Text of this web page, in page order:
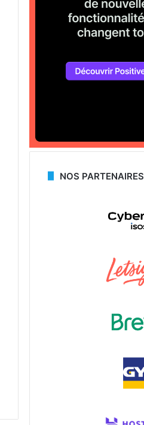
NOS PARTENAIRES